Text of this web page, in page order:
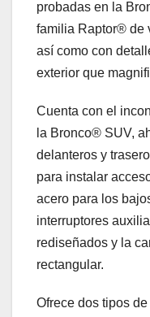
probadas en la
familia Raptor® de
así como con
exterior que
Cuenta con el
la Bronco® SUV,
delanteros y
para instalar
acero para los
interruptores
rediseñados y la
rectangular.
Ofrece dos tipos